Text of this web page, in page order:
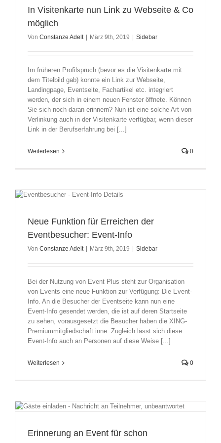
In Visitenkarte nun Link zu Webseite & Co
möglich
Von Constanze Adelt März 9th, 2019 Sidebar
Im früheren Profilspruch (bevor es die Visitenkarte mit
dem Titelbild gab) konnte ein Link zur Webseite,
Landingpage, Eventseite, Fachartikel etc. integriert
werden, der sich in einem neuen Fenster öffnete. Können
Sie sich noch daran erinnern? Nun ist eine solche Art von
Verlinkung auch in der Visitenkarte verfügbar, wenn dieser
Link in der Berufserfahrung bei [...]
Weiterlesen 0
Neue Funktion für Erreichen der
Eventbesucher: Event-Info
Von Constanze Adelt März 9th, 2019 Sidebar
Bei der Nutzung von Event Plus steht zur Organisation
von Events eine neue Funktion zur Verfügung: Die Event-
Info. An die Besucher der Eventseite kann nun eine
Event-Info gesendet werden, die ist auf deren Startseite
zu sehen, vorausgesetzt die Besucher haben die XING-
Premiummitgliedschaft inne. Zugleich lässt sich diese
Event-Info auch an Personen auf diese Weise [...]
Weiterlesen 0
Erinnerung an Event für schon